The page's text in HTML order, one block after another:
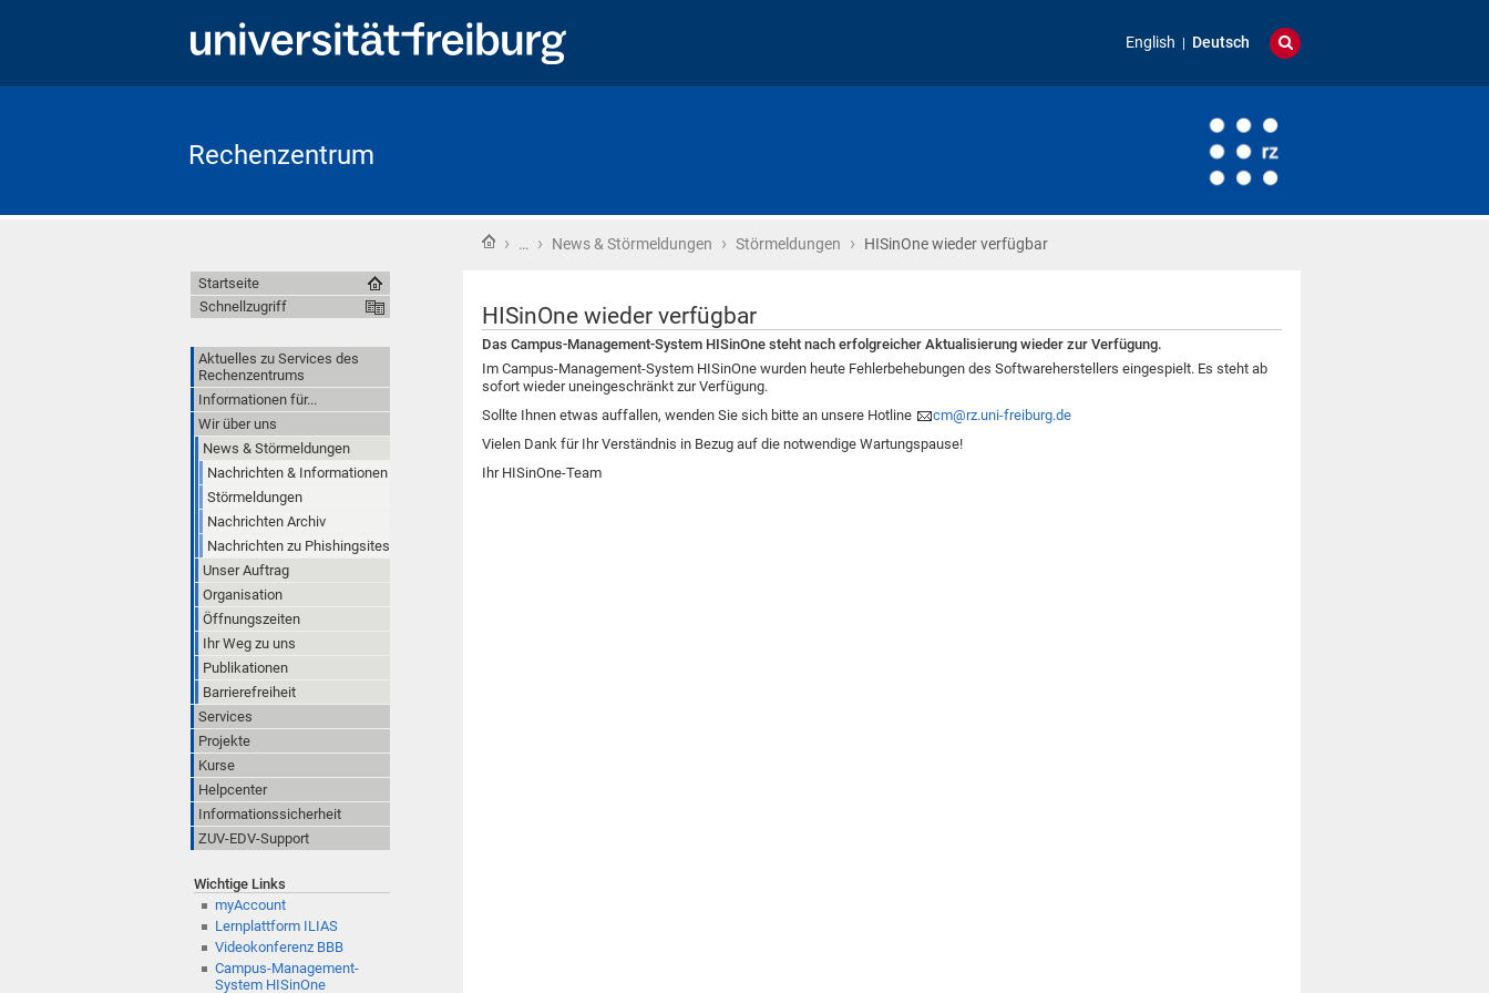
English Deutsch
Rechenzentrum
Startseite
› … › News & Störmeldungen › Störmeldungen › HISinOne wieder verfügbar
HISinOne wieder verfügbar
Das Campus-Management-System HISinOne steht nach erfolgreicher Aktualisierung wieder zur Verfügung.
Im Campus-Management-System HISinOne wurden heute Fehlerbehebungen des Softwareherstellers eingespielt. Es steht ab
sofort wieder uneingeschränkt zur Verfügung.
Sollte Ihnen etwas auffallen, wenden Sie sich bitte an unsere Hotline
cm@rz.uni-freiburg.de
Vielen Dank für Ihr Verständnis in Bezug auf die notwendige Wartungspause!
Ihr HISinOne-Team
Startseite
Schnellzugriff
Aktuelles zu Services des
Rechenzentrums
Informationen für...
Wir über uns
News & Störmeldungen
Nachrichten & Informationen
Störmeldungen
Nachrichten Archiv
Nachrichten zu Phishingsites
Unser Auftrag
Organisation
Öffnungszeiten
Ihr Weg zu uns
Publikationen
Barrierefreiheit
Services
Projekte
Kurse
Helpcenter
Informationssicherheit
ZUV-EDV-Support
Wichtige Links
myAccount
Lernplattform ILIAS
Videokonferenz BBB
Campus-Management-
System HISinOne